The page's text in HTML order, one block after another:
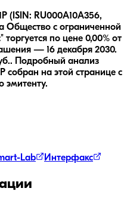
(ISIN: RU000A10A356,
Общество с ограниченной
по цене 0,00% от
— 16 декабря 2030.
Подробный анализ
собран на этой странице с
эмитенту.
Lab Интерфакс